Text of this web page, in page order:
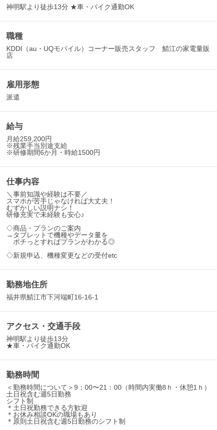
神明駅より徒歩13分 ★車・バイク通勤OK
職種
KDDI（au・UQモバイル）コーナー販売スタッフ 鯖江の家電量販
店
雇用形態
派遣
給与
月給259,200円
※残業手当別途支給
※研修期間6か月・時給1500円
仕事内容
＼事前知識や経験は不要／
スマホが苦手じゃなければ大丈夫！
むずかしい説明ナシ！
研修充実で未経験も安心♪
◇商品・プランのご案内
→タブレットで機種やデータ量を
ポチっとすればプランがわかる◎
◇新規申込、機種変更などの受付etc
勤務地住所
福井県鯖江市下河端町16-16-1
アクセス・交通手段
神明駅より徒歩13分
★車・バイク通勤OK
勤務時間
＜勤務時間について＞9：00〜21：00（時間内実働8ｈ・休憩1ｈ）
土日祝含む週5日勤務
シフト制
＊土日祝勤務できる方歓迎
＊お休み相談OKの職場もあり
＊原則土日祝含む週5日勤務のシフト制